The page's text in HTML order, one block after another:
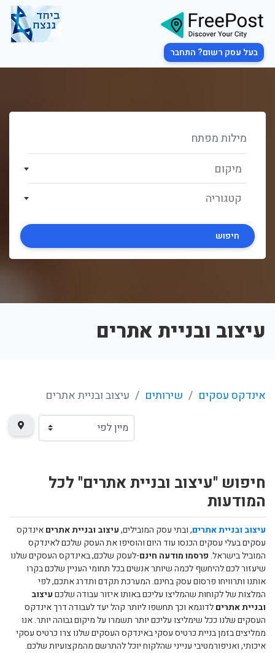
בעל עסק רשום? התחבר
מיקום
קטגוריה
חיפוש
עיצוב ובניית אתרים
אינדקס עסקים שירותים עיצוב ובניית אתרים
חיפוש "עיצוב ובניית אתרים" לכל
המודעות
עיצוב ובניית אתרים, ובתי עסק המובילים,עיצוב ובניית אתריםאינדקס
עסקים בעלי עסקים הכנסו עוד היום והוסיפו את העסק שלכם לאינדקס
המוביל בישראל.פרסמו מודעה חינם-לעסק שלכם, באינדקס העסקים שלנו
שיעזור לכם להיחשף לכמה שיותר אנשים בכל תחומי העניין שלכם בקרו
אותנו ותרוויחו פרסום עסק בחינם. המערכת תקדם ותדרג אתכם, לפי
המלצות של לקוחות שהמליצו עליכם באותו איזור עבודה שלכםעיצוב
ובניית אתריםלדוגמא וכך תחשפו ליותר קהל יעד לעבודה דרך אינדקס
העסקים שלנו ככל שימליצו עליכם יותר תשמרו על מיקום גבוהה יותר. אנו
ממליצים בזמן בניית כרטיס עסקי באינדקס העסקים שלנו צרו כרטיס עסקי
איכותי, ואניפורמטיבי ענייני שהלקוח יוכל להתרשם מהמקצועיות שלכם.